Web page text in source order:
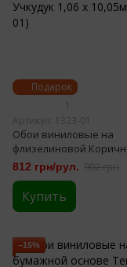
Подарок
Артикул: 1323-01
Обои виниловые на
флизелиновой
основе B119 Elegance
1,06 х 10,05м (1323-01)
812 грн/рул. 902 грн
Купить
−15%